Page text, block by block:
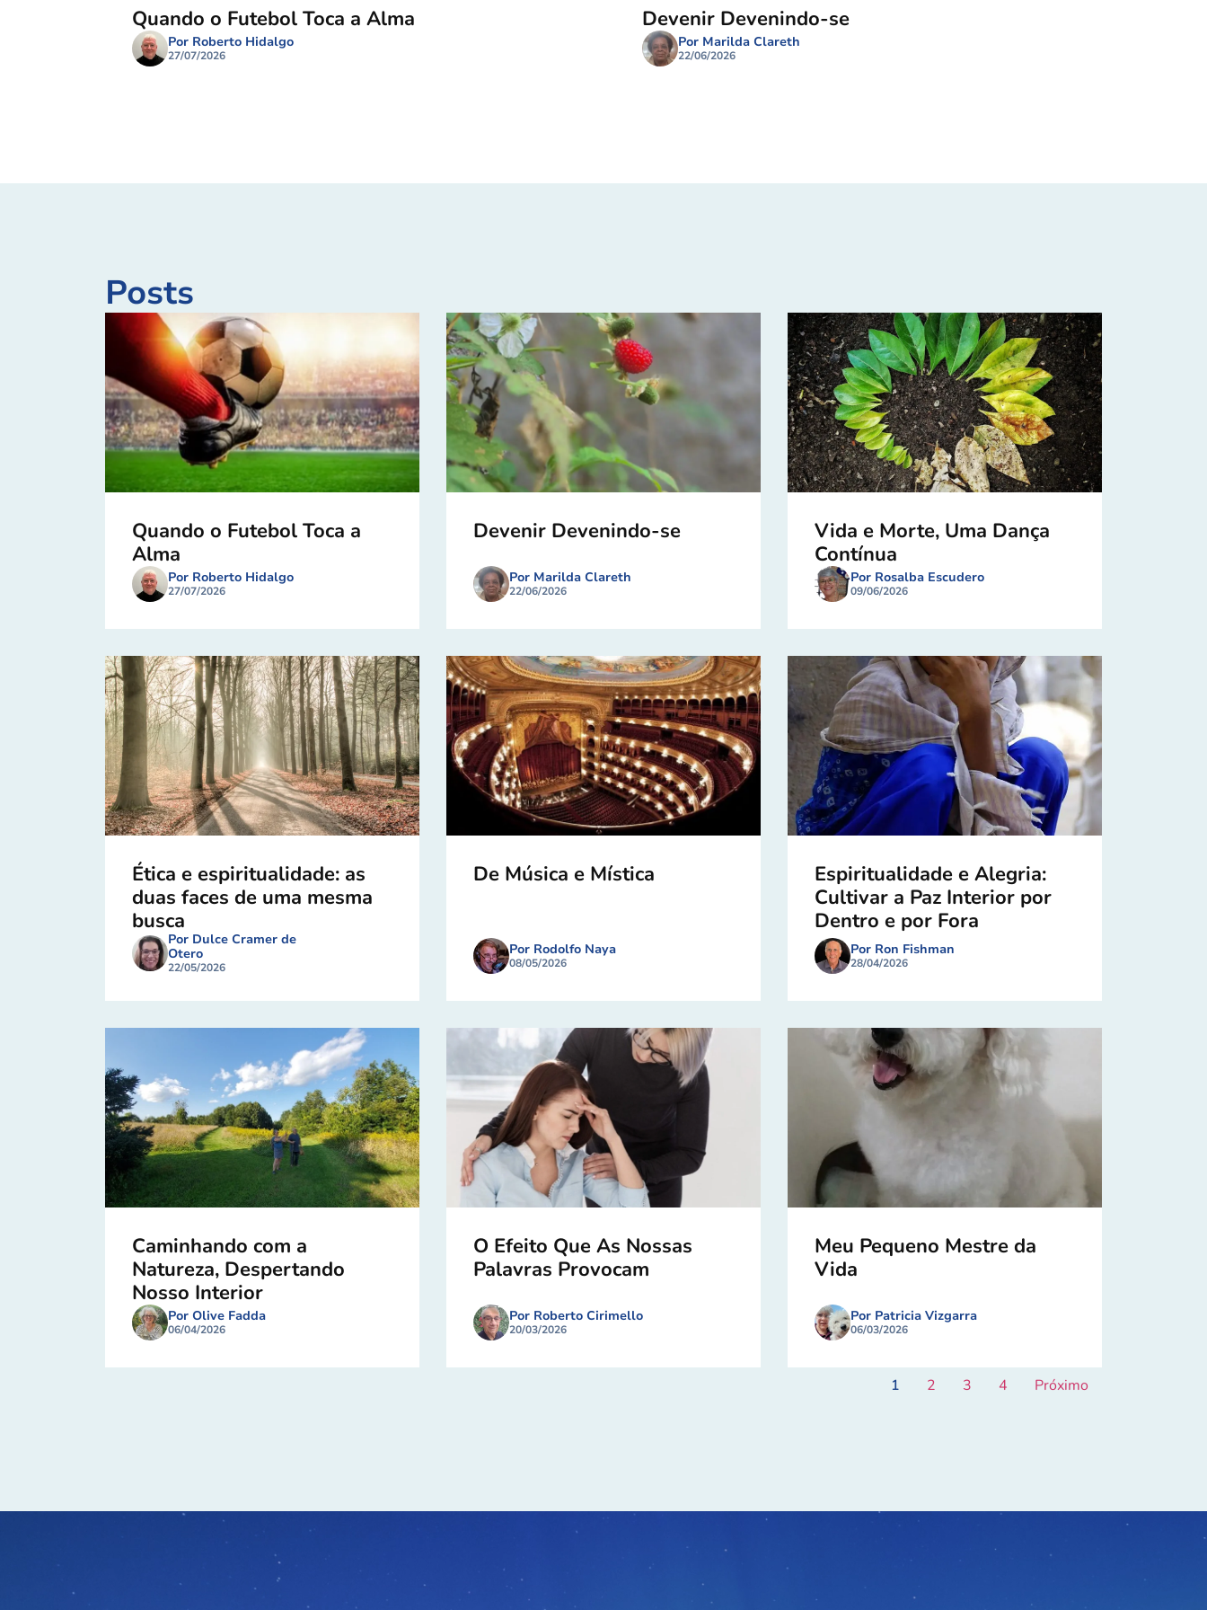
Quando o Futebol Toca a Alma
Por Roberto Hidalgo
27/07/2026
Devenir Devenindo-se
Por Marilda Clareth
22/06/2026
Posts
Quando o Futebol Toca a
Alma
Por Roberto Hidalgo
27/07/2026
Devenir Devenindo-se
Por Marilda Clareth
22/06/2026
Vida e Morte, Uma Dança
Contínua
Por Rosalba Escudero
09/06/2026
Ética e espiritualidade: as
duas faces de uma mesma
busca
Por Dulce Cramer de
Otero
22/05/2026
De Música e Mística
Por Rodolfo Naya
08/05/2026
Espiritualidade e Alegria:
Cultivar a Paz Interior por
Dentro e por Fora
Por Ron Fishman
28/04/2026
Caminhando com a
Natureza, Despertando
Nosso Interior
Por Olive Fadda
06/04/2026
O Efeito Que As Nossas
Palavras Provocam
Por Roberto Cirimello
20/03/2026
Meu Pequeno Mestre da
Vida
Por Patricia Vizgarra
06/03/2026
1 2 3 4 Próximo